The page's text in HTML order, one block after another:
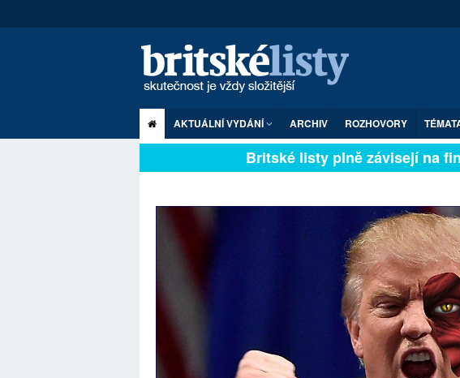
AKTUÁLNÍ VYDÁNÍ ARCHIV ROZHOVORY
Britské listy plně závisejí na